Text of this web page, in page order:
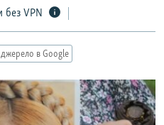
без VPN
в Google